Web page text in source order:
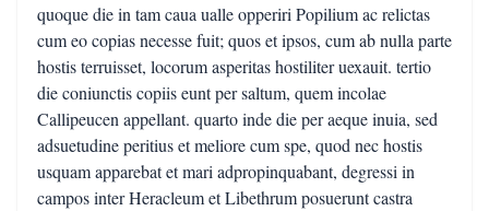
quoque die in tam caua ualle opperiri Popilium ac relictas
cum eo copias necesse fuit; quos et ipsos, cum ab nulla parte
hostis terruisset, locorum asperitas hostiliter uexauit. tertio
die coniunctis copiis eunt per saltum, quem incolae
Callipeucen appellant. quarto inde die per aeque inuia, sed
adsuetudine peritius et meliore cum spe, quod nec hostis
usquam apparebat et mari adpropinquabant, degressi in
campos inter Heracleum et Libethrum posuerunt castra